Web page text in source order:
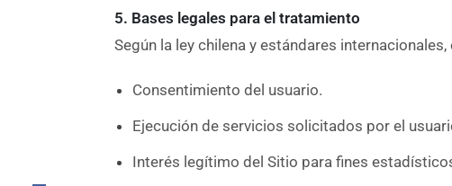
5. Bases legales para el tratamiento
Según la ley chilena y estándares
Consentimiento del usuario.
Ejecución de servicios solicitados por el
Interés legítimo del Sitio para fines